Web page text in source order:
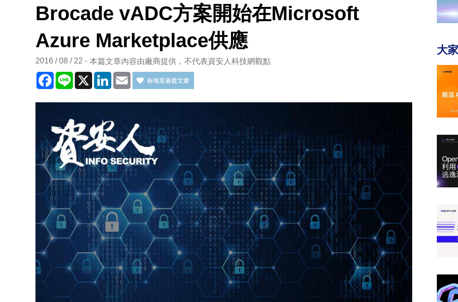
Brocade vADC方案開始在Microsoft
Azure Marketplace供應
2016 / 08 / 22 本篇文章內容由廠商提供，不代表資安人科技網觀點
Facebook
Line X LinkedInEmail
大